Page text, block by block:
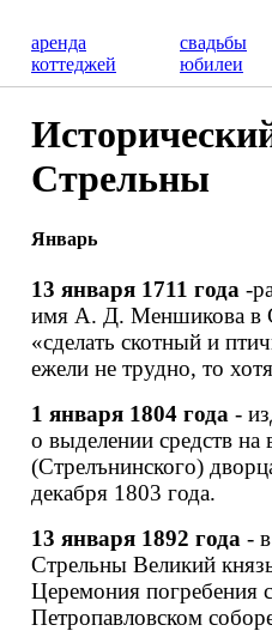
аренда
коттеджей
свадьбы
юбилеи
Стрельны
Январь
13 января 1711 года -
имя А. Д. Меншикова в
«сделать скотный и
ежели не трудно, то
1 января 1804 года -
о выделении средств на
(Стрелънинского)
декабря 1803 года.
13 января 1892 года -
Стрельны Великий
Церемония погребения
Петропавловском